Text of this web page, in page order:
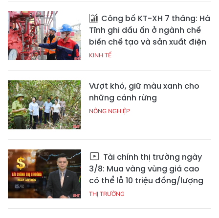
Công bố KT-XH 7 tháng: Hà
Tĩnh ghi dấu ấn ở ngành chế
biến chế tạo và sản xuất điện
KINH TẾ
Vượt khó, giữ màu xanh cho
những cánh rừng
NÔNG NGHIỆP
Tài chính thị trường ngày
3/8: Mua vàng vùng giá cao
có thể lỗ 10 triệu đồng/lượng
THỊ TRƯỜNG